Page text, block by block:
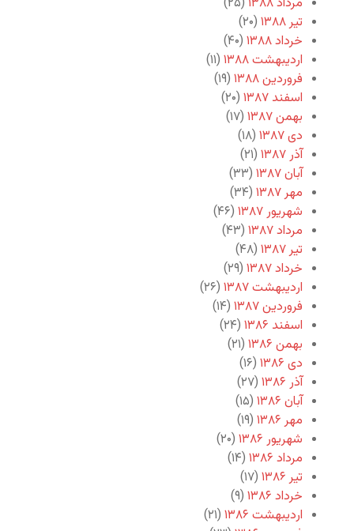
تیر ۱۳۸۸
(۲۰)
خرداد ۱۳۸۸
(۴۰)
اردیبهشت ۱۳۸۸
(۱۱)
فروردین ۱۳۸۸
(۱۹)
اسفند ۱۳۸۷
(۲۰)
بهمن ۱۳۸۷
(۱۷)
دی ۱۳۸۷
(۱۸)
آذر ۱۳۸۷
(۲۱)
آبان ۱۳۸۷
(۳۳)
مهر ۱۳۸۷
(۳۴)
شهریور ۱۳۸۷
(۴۶)
مرداد ۱۳۸۷
(۴۳)
تیر ۱۳۸۷
(۴۸)
خرداد ۱۳۸۷
(۲۹)
اردیبهشت ۱۳۸۷
(۲۶)
فروردین ۱۳۸۷
(۱۴)
اسفند ۱۳۸۶
(۲۴)
بهمن ۱۳۸۶
(۲۱)
دی ۱۳۸۶
(۱۶)
آذر ۱۳۸۶
(۲۷)
آبان ۱۳۸۶
(۱۵)
مهر ۱۳۸۶
(۱۹)
شهریور ۱۳۸۶
(۲۰)
مرداد ۱۳۸۶
(۱۴)
تیر ۱۳۸۶
(۱۷)
خرداد ۱۳۸۶
(۹)
اردیبهشت ۱۳۸۶
(۲۱)